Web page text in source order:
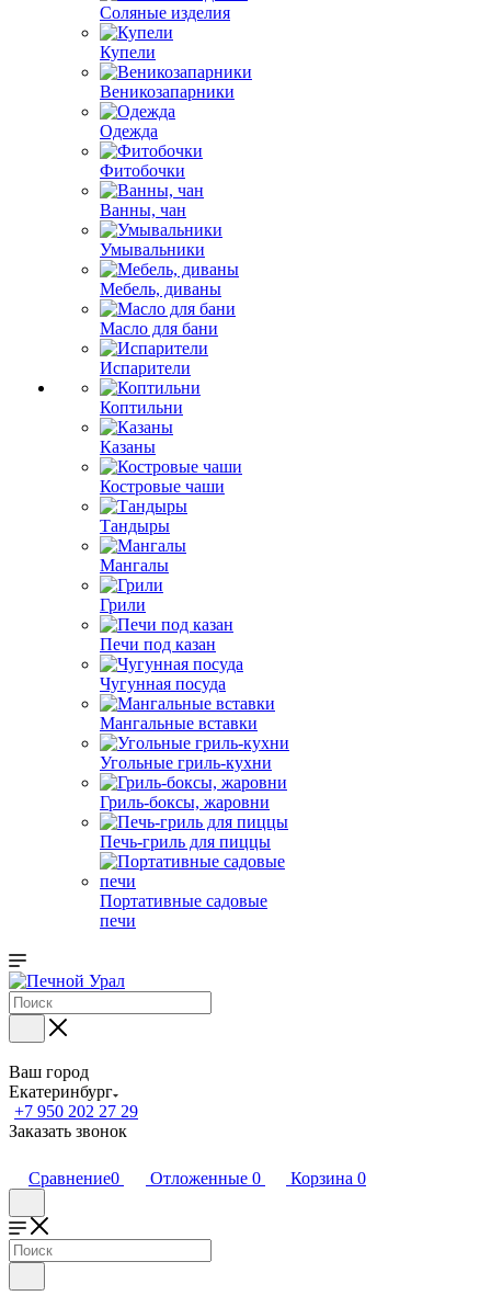
Соляные изделия
Купели
Веникозапарники
Одежда
Фитобочки
Ванны, чан
Умывальники
Мебель, диваны
Масло для бани
Испарители
Коптильни
Казаны
Костровые чаши
Тандыры
Мангалы
Грили
Печи под казан
Чугунная посуда
Мангальные вставки
Угольные гриль-кухни
Гриль-боксы, жаровни
Печь-гриль для пиццы
Портативные садовые
печи
Ваш город
Екатеринбург
+7 950 202 27 29
Заказать звонок
Сравнение0 Отложенные 0 Корзина 0